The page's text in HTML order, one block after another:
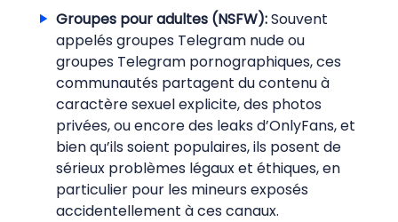
Groupes pour adultes (NSFW):Souvent
appelés groupes Telegram nude ou
groupes Telegram pornographiques, ces
communautés partagent du contenu à
caractère sexuel explicite, des photos
privées, ou encore des leaks d’OnlyFans, et
bien qu’ils soient populaires, ils posent de
sérieux problèmes légaux et éthiques, en
particulier pour les mineurs exposés
accidentellement à ces canaux.